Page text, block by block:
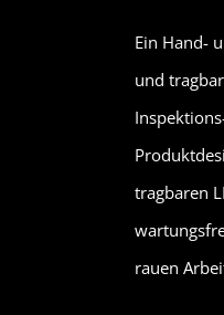
Ein Hand-
und
tragbaren
rauen